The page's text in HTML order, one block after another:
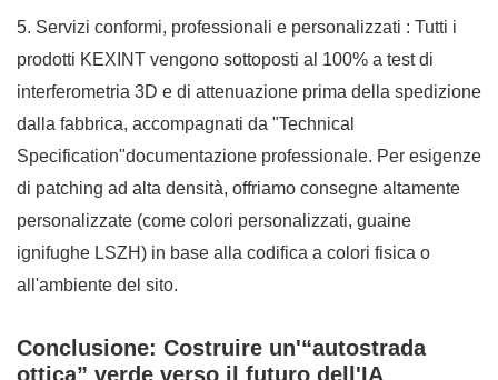
5. Servizi conformi, professionali e personalizzati : Tutti i
prodotti KEXINT vengono sottoposti al 100% a test di
interferometria 3D e di attenuazione prima della spedizione
dalla fabbrica, accompagnati da "Technical
Specification"documentazione professionale. Per esigenze
di patching ad alta densità, offriamo consegne altamente
personalizzate (come colori personalizzati, guaine
ignifughe LSZH) in base alla codifica a colori fisica o
all'ambiente del sito.
Conclusione: Costruire un'“autostrada
ottica” verde verso il futuro dell'IA